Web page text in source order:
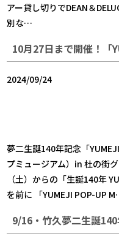
アー貸し切りでDEAN＆
別な…
2024/09/24
夢二生誕140年記念「
プミュージアム）in
（土）からの「生誕140年
を前に 「YUMEJI POP-UP